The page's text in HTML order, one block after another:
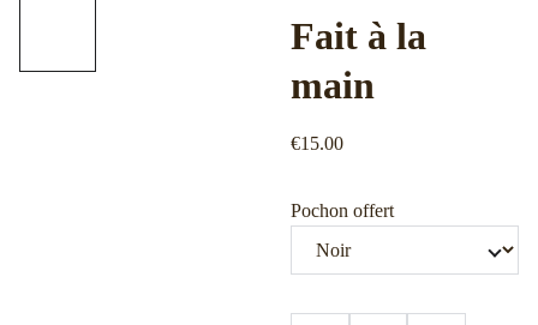
Fait à la
main
€15.00
Pochon offert